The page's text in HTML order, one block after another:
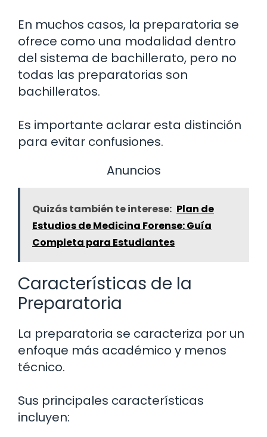
En muchos casos, la preparatoria se
ofrece como una modalidad dentro
del sistema de bachillerato, pero no
todas las preparatorias son
bachilleratos.
Es importante aclarar esta distinción
para evitar confusiones.
Anuncios
Quizás también te interese: Plan de
Estudios de Medicina Forense: Guía
Completa para Estudiantes
Características de la
Preparatoria
La preparatoria se caracteriza por un
enfoque más académico y menos
técnico.
Sus principales características
incluyen: